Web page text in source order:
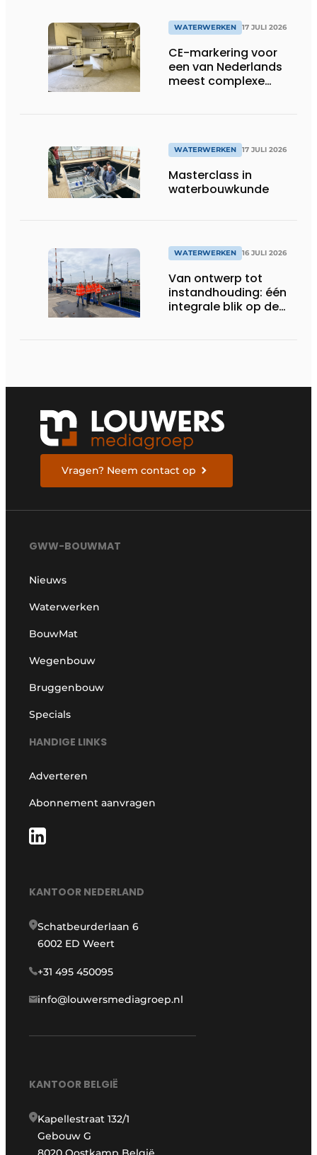
WATERWERKEN 17 JULI 2026
CE-markering voor
een van Nederlands
meest complexe
WATERWERKEN 17 JULI 2026
Masterclass in
waterbouwkunde
WATERWERKEN 16 JULI 2026
Van ontwerp tot
instandhouding: één
integrale blik op de
Vragen? Neem contact op
GWW-BOUWMAT
Nieuws
Waterwerken
BouwMat
Wegenbouw
Bruggenbouw
Specials
HANDIGE LINKS
Adverteren
Abonnement aanvragen
KANTOOR NEDERLAND
Schatbeurderlaan 6
6002 ED Weert
+31 495 450095
info@louwersmediagroep.nl
KANTOOR BELGIË
Kapellestraat 132/1
Gebouw G